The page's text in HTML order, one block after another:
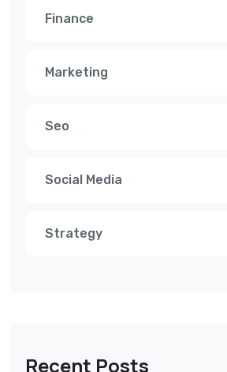
Finance
Marketing
Seo
Social Media
Strategy
Recent Posts